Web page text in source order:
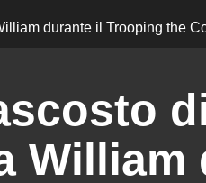
durante il Trooping the
William